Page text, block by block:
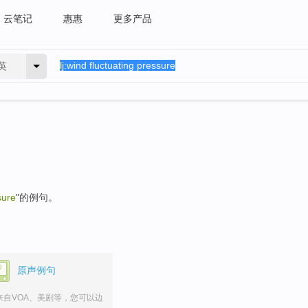
云笔记 惠惠 更多产品
"的例句。
原声例句
自VOA、美剧等，您可以边